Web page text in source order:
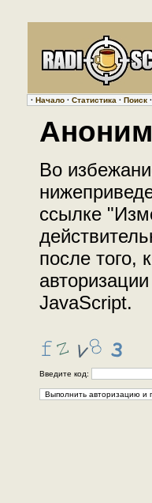
· Начало · Статистика · Поиск ·
Во
ссылке
после того,
JavaScript.
Введите код: